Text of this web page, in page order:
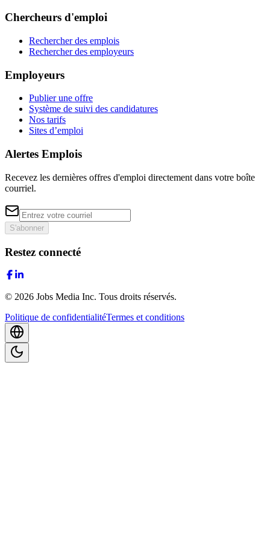
Chercheurs d'emploi
Rechercher des emplois
Rechercher des employeurs
Employeurs
Publier une offre
Système de suivi des candidatures
Nos tarifs
Sites d’emploi
Alertes Emplois
Recevez les dernières offres d'emploi directement dans votre boîte
courriel.
S'abonner
Restez connecté
© 2026 Jobs Media Inc. Tous droits réservés.
Politique de confidentialitéTermes et conditions